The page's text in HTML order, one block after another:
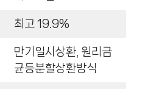
최고 19.9%
만기일시상환, 원리금
균등분할상환방식